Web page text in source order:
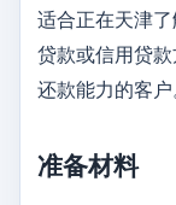
适合正在天津
贷款或信用贷
还款能力的客户
准备材料